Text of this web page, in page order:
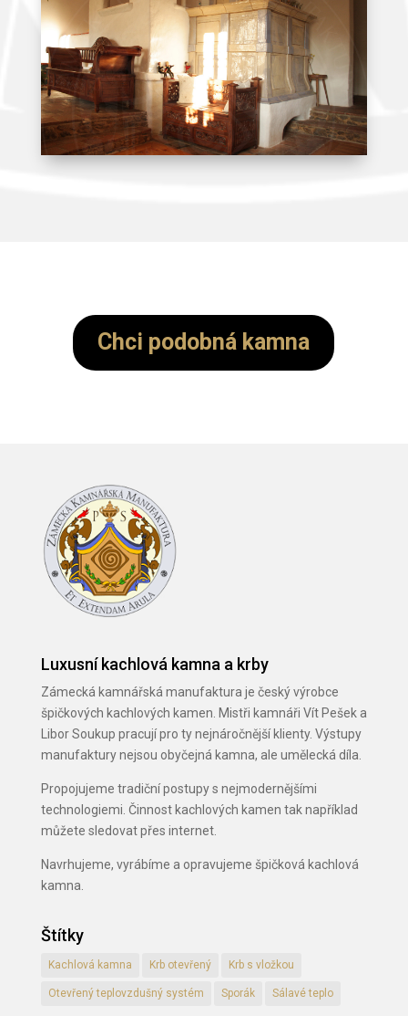
Chci podobná kamna
Luxusní kachlová kamna a krby
Zámecká kamnářská manufaktura je český výrobce
špičkových kachlových kamen. Mistři kamnáři Vít Pešek a
Libor Soukup pracují pro ty nejnáročnější klienty. Výstupy
manufaktury nejsou obyčejná kamna, ale umělecká díla.
Propojujeme tradiční postupy s nejmodernějšími
technologiemi. Činnost kachlových kamen tak například
můžete sledovat přes internet.
Navrhujeme, vyrábíme a opravujeme špičková kachlová
kamna.
Štítky
Kachlová kamna Krb otevřený Krb s vložkou
Otevřený teplovzdušný systém Sporák Sálavé teplo